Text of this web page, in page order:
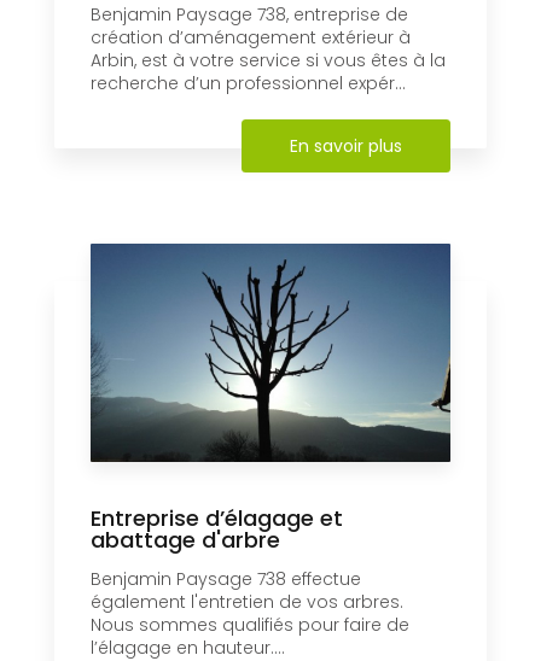
Benjamin Paysage 738, entreprise de
création d’aménagement extérieur à
Arbin, est à votre service si vous êtes à la
recherche d’un professionnel expér...
En savoir plus
Entreprise d’élagage et
abattage d'arbre
Benjamin Paysage 738 effectue
également l'entretien de vos arbres.
Nous sommes qualifiés pour faire de
l’élagage en hauteur....